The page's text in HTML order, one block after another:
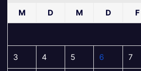
M D M D F
3 4 5 6 7